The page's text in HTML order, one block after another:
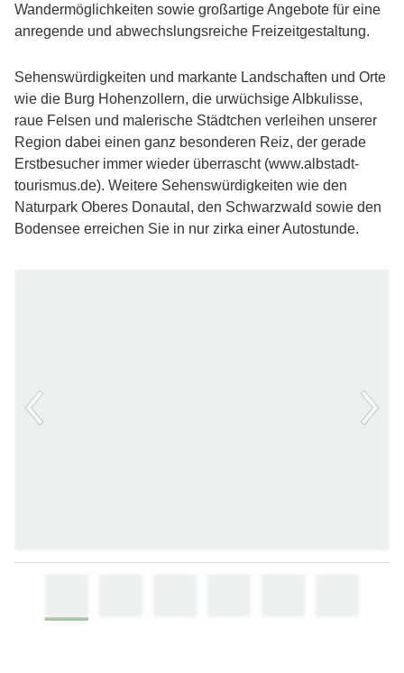
Kooperationen
Auszeichnungen
Warum wir?
Impressionen
Team
Privatambulanz
Tagesklinik
Online-Sprechstunde
Broschüren und Downloads
Wandermöglichkeiten sowie großartige Angebote für eine
anregende und abwechslungsreiche Freizeitgestaltung.
Sehenswürdigkeiten und markante Landschaften und Orte
wie die Burg Hohenzollern, die urwüchsige Albkulisse,
raue Felsen und malerische Städtchen verleihen unserer
Region dabei einen ganz besonderen Reiz, der gerade
Erstbesucher immer wieder überrascht (www.albstadt-
tourismus.de). Weitere Sehenswürdigkeiten wie den
Naturpark Oberes Donautal, den Schwarzwald sowie den
Bodensee erreichen Sie in nur zirka einer Autostunde.